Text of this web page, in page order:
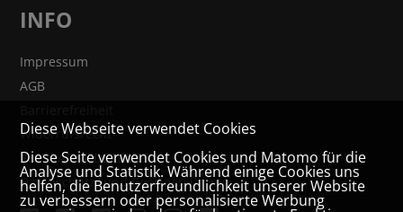
INFO
Impressum
AGB
Widerrufsrecht
VERTRAG WIDERRUFEN
Datenschutz- und Cookieerklärung
Diese Webseite verwendet Cookies
Diese Seite verwendet Cookies und Matomo für die
Analyse und Statistik. Während einige Cookies uns
helfen, die Benutzerfreundlichkeit unserer Website
zu verbessern oder personalisierte Werbung